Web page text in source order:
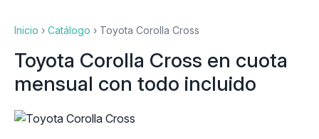
Inicio › Catálogo › Toyota Corolla Cross
Toyota Corolla Cross en cuota
mensual con todo incluido